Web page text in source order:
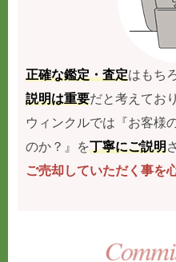
正確な鑑定・査定はもち
説明は重要だと考えてお
ウィンクルでは『お客様
のか？』を丁寧にご説明
ご売却していただく事を